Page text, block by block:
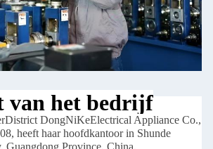
van het bedrijf
District DongNiKeElectrical Appliance Co.,
heeft haar hoofdkantoor in Shunde
Guangdong Province, China.